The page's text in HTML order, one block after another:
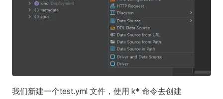
我们新建一个test.yml 文件，使用 k* 命令去创建